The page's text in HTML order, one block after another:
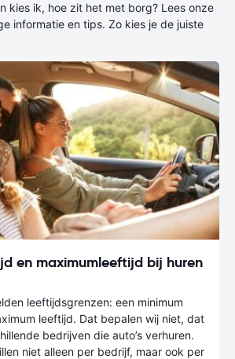
kies ik, hoe zit het met borg? Lees onze
informatie en tips. Zo kies je de juiste
en maximumleeftijd bij huren
leeftijdsgrenzen: een minimum
leeftijd. Dat bepalen wij niet, dat
bedrijven die auto’s verhuren.
niet alleen per bedrijf, maar ook per